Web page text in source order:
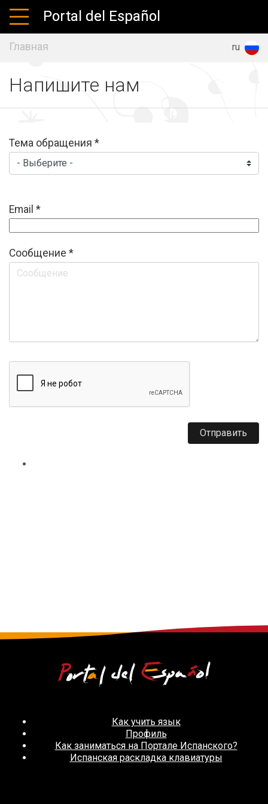
Portal del Español
Главная ru
Напишите нам
Тема обращения *
Email *
Сообщение *
Как учить язык
Профиль
Как заниматься на Портале Испанского?
Испанская раскладка клавиатуры